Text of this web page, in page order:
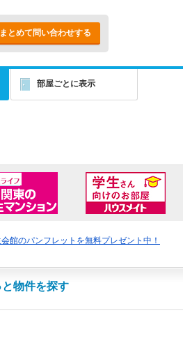
まとめて問い合わせする
部屋ごとに表示
物件を探す